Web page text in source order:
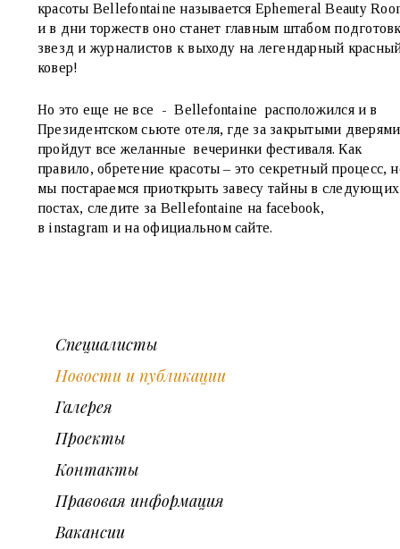
Специалисты
Новости и публикации
Галерея
Проекты
Контакты
Правовая информация
Вакансии
красоты Bellefontaine называется Ephemeral Beauty
и в дни торжеств оно станет главным штабом
звезд и журналистов к выходу на легендарный
ковер!
Но это еще не все -Bellefontaine расположился и в
Президентском сьюте отеля, где за закрытыми дверями
пройдут все желанные вечеринки фестиваля. Как
правило, обретение красоты – это секретный процесс,
мы постараемся приоткрыть завесу тайны в следующих
постах, следите за Bellefontaine на facebook,
в instagram и на официальном сайте.